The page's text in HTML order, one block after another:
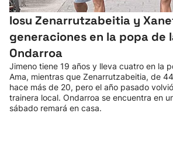
Iosu Zenarrutzabeitia y
generaciones en la popa de
Ondarroa
Jimeno tiene 19 años y lleva cuatro en la
Ama, mientras que Zenarrutzabeitia, de
hace más de 20, pero el año pasado
trainera local. Ondarroa se encuentra en
sábado remará en casa.